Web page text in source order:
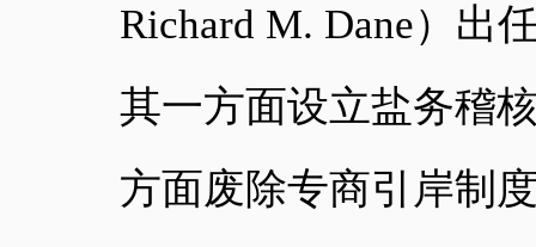
Richard M. Dane）出
其一方面设立盐务稽
方面废除专商引岸制